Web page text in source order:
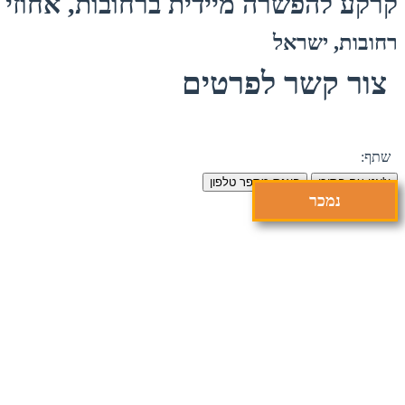
רחובות, ישראל
צור קשר לפרטים
שתף:
צ'אט עם הסוכן הצגת מספר טלפון
נמכר